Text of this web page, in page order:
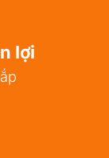
lợi